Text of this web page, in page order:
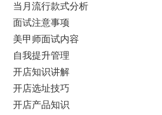
当月流行款式分析
面试注意事项
美甲师面试内容
自我提升管理
开店知识讲解
开店选址技巧
开店产品知识